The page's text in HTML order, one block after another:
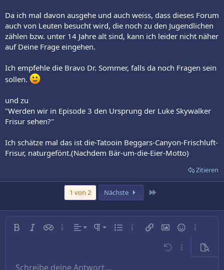
Da ich mal davon ausgehe und auch weiss, dass dieses Forum
auch von Leuten besucht wird, die noch zu den Jugendlichen
zählen bzw. unter 14 Jahre alt sind, kann ich leider nicht näher
auf Deine Frage eingehen.
Ich empfehle die Bravo Dr. Sommer, falls da noch Fragen sein
sollen.
und zu
"Werden wir in Episode 3 den Ursprung der Luke Skywalker
Frisur sehen?"
Ich schätze mal das ist die-Tatooin Beggars-Canyon-Frischluft-
Frisur, naturgefönt.(Nachdem Bär-um-die-Eier-Motto)
Zitieren
1 von 2 Nächste
Fett KursivInline-Spoiler
Weitere…Ausrichtung
Linksbündig
Absatzformatierung
Normal Ungeordnete Liste
Weitere…Link einfügen
Bild einfügen
SmileysWeitere…
Rückgängig
Weitere…
Arial
Schreibe deine Antwort....